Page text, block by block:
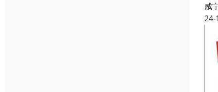
咸
24-